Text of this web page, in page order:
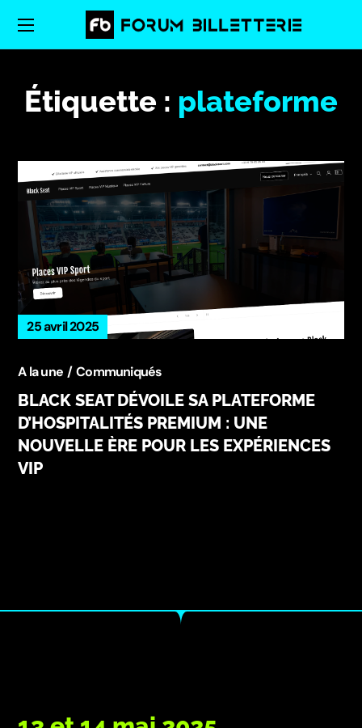
Étiquette : plateforme
25 avril 2025
A la une Communiqués
BLACK SEAT DÉVOILE SA PLATEFORME
D’HOSPITALITÉS PREMIUM : UNE
NOUVELLE ÈRE POUR LES EXPÉRIENCES
VIP